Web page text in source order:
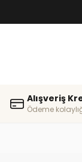
Alışveriş
Ödeme